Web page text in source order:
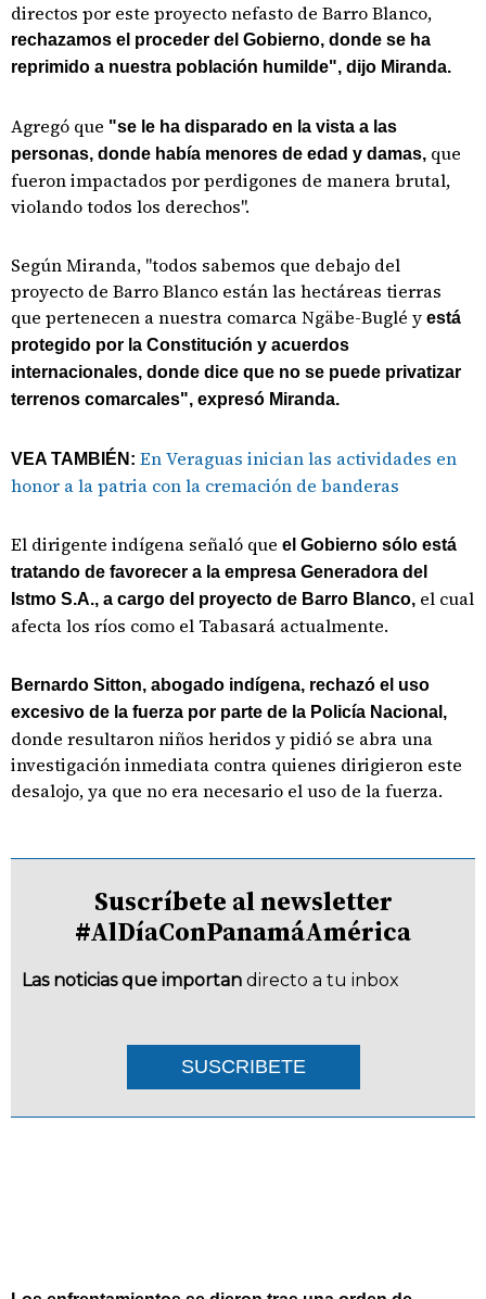
directos por este proyecto nefasto de Barro Blanco,
rechazamos el proceder del Gobierno, donde se ha
reprimido a nuestra población humilde", dijo Miranda.
Agregó que "se le ha disparado en la vista a las
personas, donde había menores de edad y damas, que
fueron impactados por perdigones de manera brutal,
violando todos los derechos".
Según Miranda, "todos sabemos que debajo del
proyecto de Barro Blanco están las hectáreas tierras
que pertenecen a nuestra comarca Ngäbe-Buglé y está
protegido por la Constitución y acuerdos
internacionales, donde dice que no se puede privatizar
terrenos comarcales", expresó Miranda.
VEA TAMBIÉN: En Veraguas inician las actividades en
honor a la patria con la cremación de banderas
El dirigente indígena señaló que el Gobierno sólo está
tratando de favorecer a la empresa Generadora del
Istmo S.A., a cargo del proyecto de Barro Blanco, el cual
afecta los ríos como el Tabasará actualmente.
Bernardo Sitton, abogado indígena, rechazó el uso
excesivo de la fuerza por parte de la Policía Nacional,
donde resultaron niños heridos y pidió se abra una
investigación inmediata contra quienes dirigieron este
desalojo, ya que no era necesario el uso de la fuerza.
Suscríbete al newsletter
#AlDíaConPanamáAmérica
Las noticias que importan directo a tu inbox
SUSCRIBETE